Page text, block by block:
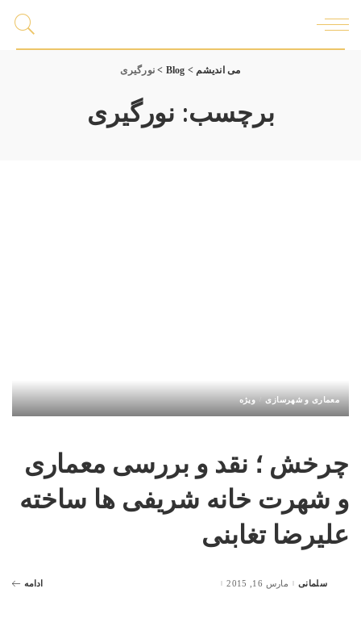
می اندیشم >
Blog
> نورگیری
برچسب: نورگیری
معماری و شهرسازی ویژه
چرخش ؛ نقد و بررسی معماری
و شهرت خانه شریفی ها ساخته
علیرضا تغابنی
Postedسلمانی مارس 16, 2015 ادامه